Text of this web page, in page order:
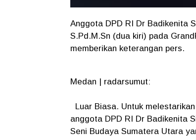
Anggota DPD RI Dr Badikenita
S.Pd.M.Sn (dua kiri) pada
memberikan keterangan pers.
Medan | radarsumut:
Luar Biasa. Untuk
anggota DPD RI Dr Badikenita
Seni Budaya Sumatera Utara